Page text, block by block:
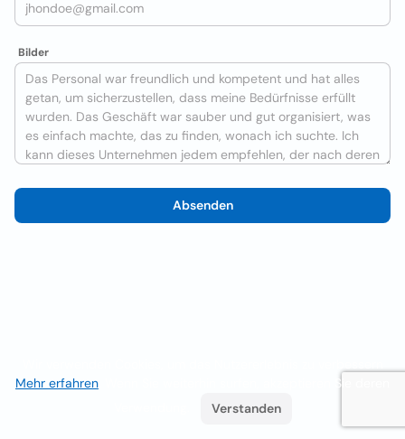
Bilder
Absenden
Mehr erfahren . Wenn Sie weiterhin surfen, akzeptieren Sie deren
Verstanden